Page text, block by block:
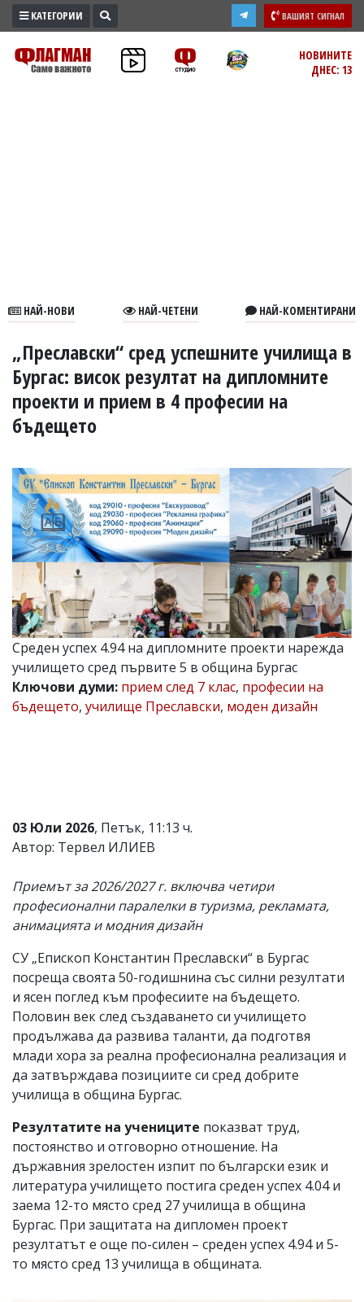
ПРОМО
ЗОНА
УКРАЙНА
СПОРТ
РАЗСЛЕДВАНЕ
ЮГ
Управители:
Веселин
Василев,
email:
v.vasilev@flagman.bg
Катя
Касабова,
еmail:k.kassabova@flagman.bg
Главен
редактор:
Иван
Колев,
email:
office@flagman.bg
от
читателите
и
не
носи
отговорност
за
Ако
откриете
обиден
за
вас
коментар,
моля
сигнализирайте
КАТЕГОРИИ ВАШИЯТ СИГНАЛ
НОВИНИТЕ
ДНЕС: 13
НАЙ-НОВИ НАЙ-ЧЕТЕНИ НАЙ-КОМЕНТИРАНИ
„Преславски“ сред успешните училища в
Бургас: висок резултат на дипломните
проекти и прием в 4 професии на
бъдещето
Среден успех 4.94 на дипломните проекти нарежда
училището сред първите 5 в община Бургас
Ключови думи: прием след 7 клас, професии на
бъдещето, училище Преславски, моден дизайн
03 Юли 2026, Петък, 11:13 ч.
Автор: Тервел ИЛИЕВ
Приемът за 2026/2027 г. включва четири
професионални паралелки в туризма, рекламата,
анимацията и модния дизайн
СУ „Епископ Константин Преславски“ в Бургас
посреща своята 50-годишнина със силни резултати
и ясен поглед към професиите на бъдещето.
Половин век след създаването си училището
продължава да развива таланти, да подготвя
млади хора за реална професионална реализация и
да затвърждава позициите си сред добрите
училища в община Бургас.
Резултатите на учениците показват труд,
постоянство и отговорно отношение. На
държавния зрелостен изпит по български език и
литература училището постига среден успех 4.04 и
заема 12-то място сред 27 училища в община
Бургас. При защитата на дипломен проект
резултатът е още по-силен – среден успех 4.94 и 5-
то място сред 13 училища в общината.